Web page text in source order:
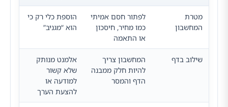
מטרת
המחשבון
לפתור חסם אמיתי
כמו מחיר, חיסכון
או התאמה
הוספת כלי רק כי
הוא “מגניב”
שילוב בדף
המחשבון צריך
להיות חלק ממבנה
הדף והמסר
אלמנט מנותק
שלא קשור
למודעה או
להצעת הערך